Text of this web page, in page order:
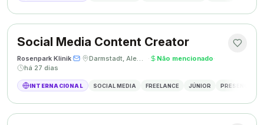
Social Media Content Creator
Rosenpark Klinik· · Darmstadt, Alemanha · Não mencionado·
há 27 dias
INTERNACIONAL SOCIAL MEDIA FREELANCE JÚNIOR PRESENCIAL